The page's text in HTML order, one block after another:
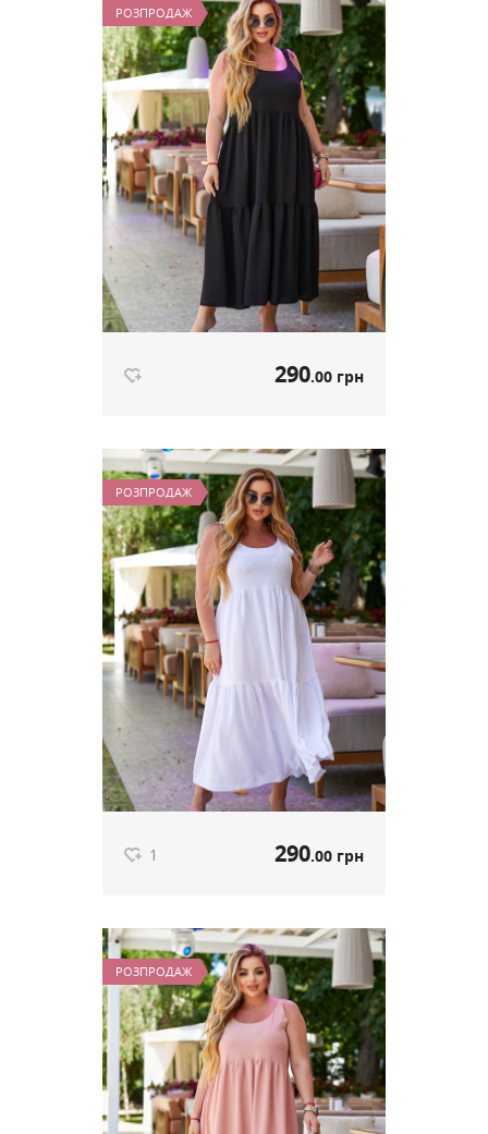
Ціна 399.00 грн
РОЗПРОДАЖ
290.00 грн
Літня сукня-сарафан чорний
артикул 589
Ціна 290.00 грн
РОЗПРОДАЖ
1 290.00 грн
Літня сукня-сарафан білий
артикул 589
Ціна 290.00 грн
1
РОЗПРОДАЖ